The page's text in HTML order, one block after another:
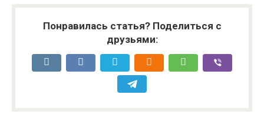
Понравилась статья? Поделиться с
друзьями: